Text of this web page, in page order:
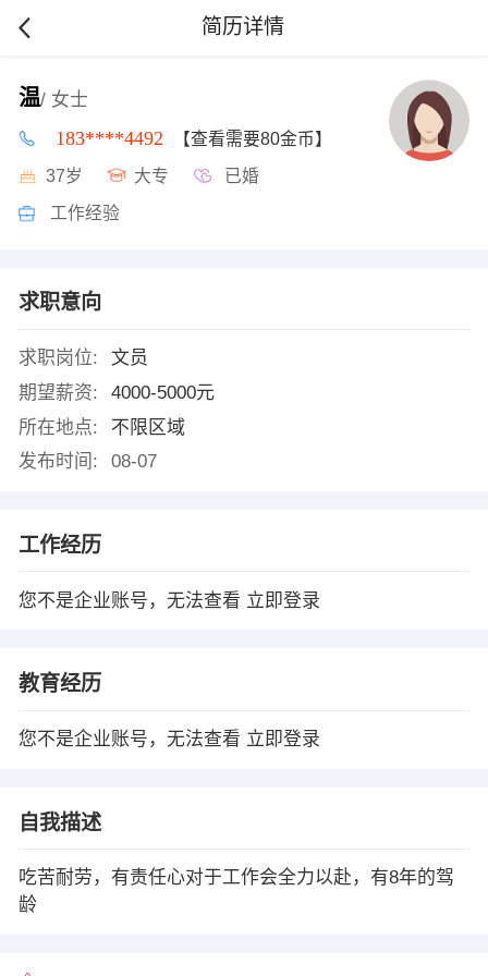
简历详情
温/ 女士
183****4492 【查看需要80金币】
37岁 大专 已婚
工作经验
求职意向
求职岗位:
文员
期望薪资:
4000-5000元
所在地点:
不限区域
发布时间:
08-07
工作经历
您不是企业账号，无法查看 立即登录
教育经历
您不是企业账号，无法查看 立即登录
自我描述
吃苦耐劳，有责任心对于工作会全力以赴，有8年的驾
龄